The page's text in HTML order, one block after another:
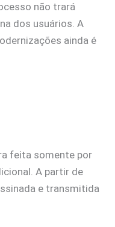
não trará
dos usuários. A
ainda é
feita somente por
A partir de
e transmitida